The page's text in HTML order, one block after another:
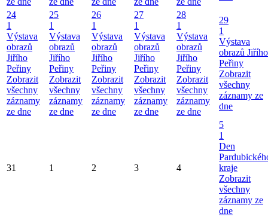
24
1
Výstava
obrazů
Jiřího
Peřiny
Zobrazit
všechny
záznamy
ze dne
25
1
Výstava
obrazů
Jiřího
Peřiny
Zobrazit
všechny
záznamy
ze dne
26
1
Výstava
obrazů
Jiřího
Peřiny
Zobrazit
všechny
záznamy
ze dne
27
1
Výstava
obrazů
Jiřího
Peřiny
Zobrazit
všechny
záznamy
ze dne
28
1
Výstava
obrazů
Jiřího
Peřiny
Zobrazit
všechny
záznamy
ze dne
29
1
Výstava
obrazů Jiřího
Peřiny
Zobrazit
všechny
záznamy ze
dne
31 1 2 3 4
5
1
Den
kraje
Zobrazit
všechny
záznamy ze
dne